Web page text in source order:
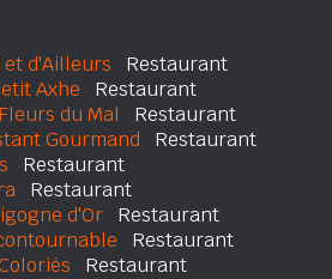
et d'Ailleurs Restaurant
Axhe Restaurant
du Mal Restaurant
Gourmand Restaurant
Restaurant
Restaurant
d'Or Restaurant
Restaurant
Restaurant